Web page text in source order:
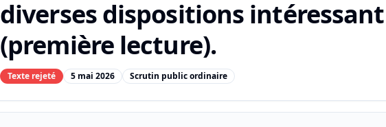
diverses dispositions
(première lecture).
Texte rejeté 5 mai 2026 Scrutin public ordinaire